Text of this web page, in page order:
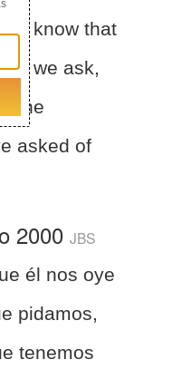
know that
we ask,
the
asked of
2000 JBS
él nos oye
pidamos,
tenemos